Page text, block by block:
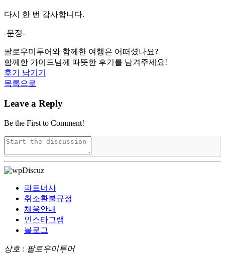
다시 한 번 감사합니다.
-문정-
팔로우미투어와 함께한 여행은 어떠셨나요?
함께한 가이드님께 따뜻한 후기를 남겨주세요!
후기 남기기
목록으로
Leave a Reply
Be the First to Comment!
파트너사
취소환불규정
채용안내
인스타그램
블로그
상호 : 팔로우미투어